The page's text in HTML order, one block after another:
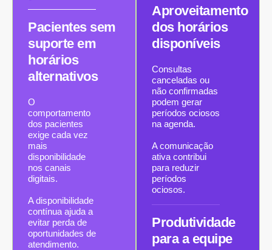
Pacientes sem
suporte em
horários
alternativos
O
comportamento
dos pacientes
exige cada vez
mais
disponibilidade
nos canais
digitais.
A disponibilidade
contínua ajuda a
evitar perda de
oportunidades de
atendimento.
Aproveitamento
dos horários
disponíveis
Consultas
canceladas ou
não confirmadas
podem gerar
períodos ociosos
na agenda.
A comunicação
ativa contribui
para reduzir
períodos
ociosos.
Produtividade
para a equipe